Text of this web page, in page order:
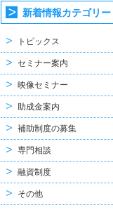
新着情報カテゴリー
トピックス
セミナー案内
映像セミナー
助成金案内
補助制度の募集
専門相談
融資制度
その他